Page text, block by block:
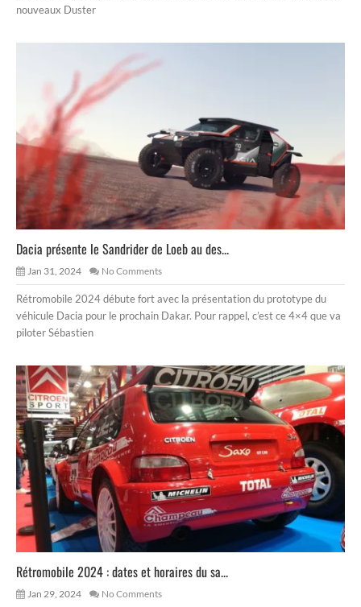
nouveaux Duster
Dacia présente le Sandrider de Loeb au des...
Jan 31, 2024 No Comments
Rétromobile 2024 débute fort avec la présentation du prototype du
véhicule Dacia pour le prochain Dakar. Pour rappel, c’est ce 4×4 que va
piloter Sébastien
Rétromobile 2024 : dates et horaires du sa...
Jan 29, 2024 No Comments